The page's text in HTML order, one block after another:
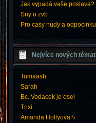
Jak vypadá vaše postava?
Sny o zvb
Pro casy nudy a odpocinku
Nejvíce nových témat
Tomaash
Sarah
Bc. Vodacek je osel
Trixi
Amanda Hollyova ϟ